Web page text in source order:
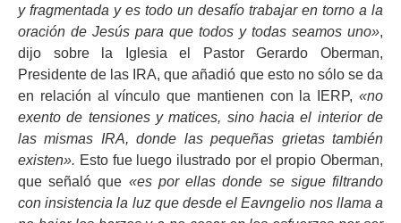
y fragmentada y es todo un desafío trabajar en torno a la
oración de Jesús para que todos y todas seamos uno»,
dijo sobre la Iglesia el Pastor Gerardo Oberman,
Presidente de las IRA, que añadió que esto no sólo se da
en relación al vínculo que mantienen con la IERP, «no
exento de tensiones y matices, sino hacia el interior de
las mismas IRA, donde las pequeñas grietas también
existen». Esto fue luego ilustrado por el propio Oberman,
que señaló que «es por ellas donde se sigue filtrando
con insistencia la luz que desde el Eavngelio nos llama a